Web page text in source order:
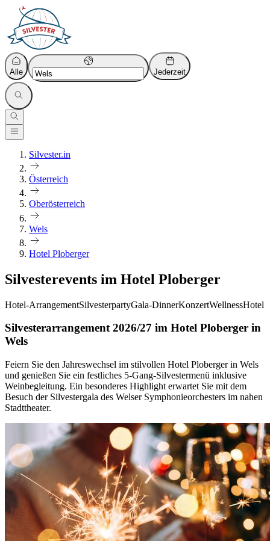
Alle Jederzeit
Silvester.in
Österreich
Oberösterreich
Wels
Hotel Ploberger
Silvesterevents im Hotel Ploberger
Hotel-ArrangementSilvesterpartyGala-DinnerKonzertWellnessHotel
Silvesterarrangement 2026/27 im Hotel Ploberger in
Wels
Feiern Sie den Jahreswechsel im stilvollen Hotel Ploberger in Wels
und genießen Sie ein festliches 5-Gang-Silvestermenü inklusive
Weinbegleitung. Ein besonderes Highlight erwartet Sie mit dem
Besuch der Silvestergala des Welser Symphonieorchesters im nahen
Stadttheater.